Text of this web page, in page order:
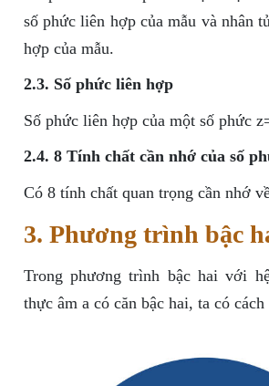
số phức liên hợp của mẫu và nhân
hợp của mẫu.
2.3. Số phức liên hợp
Số phức liên hợp của một số phức
2.4. 8 Tính chất cần nhớ của số
Có 8 tính chất quan trọng cần nhớ
3. Phương trình bậc
Trong phương trình bậc hai với
thực âm a có căn bậc hai, ta có